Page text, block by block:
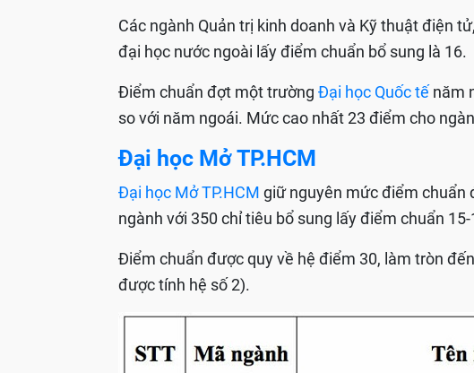
Các ngành Quản trị kinh doanh và Kỹ thuật điện
đại học nước ngoài lấy điểm chuẩn bổ sung là 16.
Điểm chuẩn đợt một trường Đại học Quốc tế năm
so với năm ngoái. Mức cao nhất 23 điểm cho
Đại học Mở TP.HCM
Đại học Mở TP.HCM giữ nguyên mức điểm chuẩn
ngành với 350 chỉ tiêu bổ sung lấy điểm chuẩn
Điểm chuẩn được quy về hệ điểm 30, làm tròn
được tính hệ số 2).